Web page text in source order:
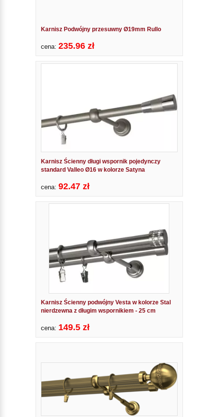
Karnisz Podwójny przesuwny Ø19mm Rullo
cena: 235.96 zł
Karnisz Ścienny długi wspornik pojedynczy
standard Valleo Ø16 w kolorze Satyna
cena: 92.47 zł
Karnisz Ścienny podwójny Vesta w kolorze Stal
nierdzewna z długim wspornikiem - 25 cm
cena: 149.5 zł